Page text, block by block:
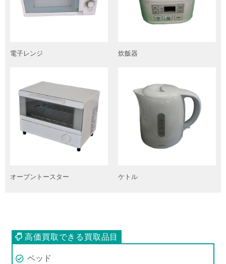
電子レンジ 炊飯器
オーブントースター ケトル
ベッド